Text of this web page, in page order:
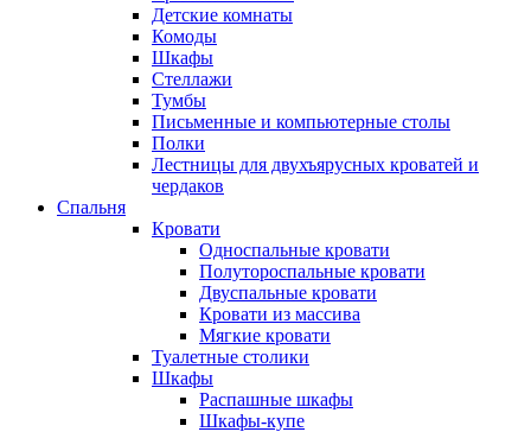
Детские комнаты
Комоды
Шкафы
Стеллажи
Тумбы
Письменные и компьютерные столы
Полки
Лестницы для двухъярусных кроватей и
чердаков
Спальня
Кровати
Односпальные кровати
Полутороспальные кровати
Двуспальные кровати
Кровати из массива
Мягкие кровати
Туалетные столики
Шкафы
Распашные шкафы
Шкафы-купе